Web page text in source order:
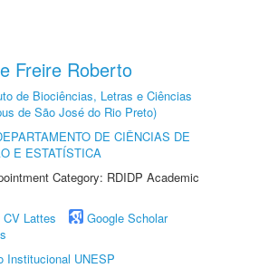
Freire Roberto
de Biociências, Letras e Ciências
de São José do Rio Preto)
DE CIÊNCIAS DE
E ESTATÍSTICA
Category: RDIDP Academic
CV Lattes
Google Scholar
Institucional UNESP